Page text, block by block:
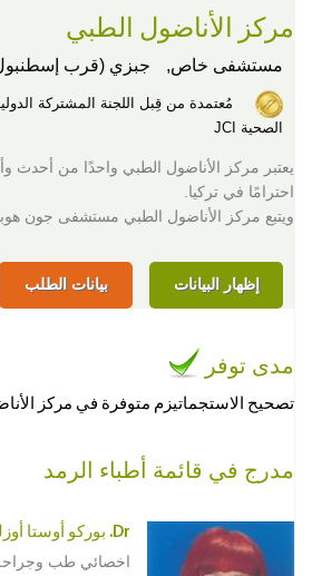
مركز الأناضول الطبي
مستشفى خاص, جبزي (قرب
مُعتمدة من قِبل اللجنة المشتركة
الصحية JCI
يعتبر مركز الأناضول الطبي واحدًا من أحدث
احترامًا في تركيا.
ويتبع مركز الأناضول الطبي مستشفى جون
إظهار البيانات بيانات الطلب
مدى توفر
تصحيح الاستجماتيزم متوفرة في مركز
مدرج في قائمة أطباء الرمد
Dr. بوركو أوستا أوزلو, MD
اخصائي طب وجراحة